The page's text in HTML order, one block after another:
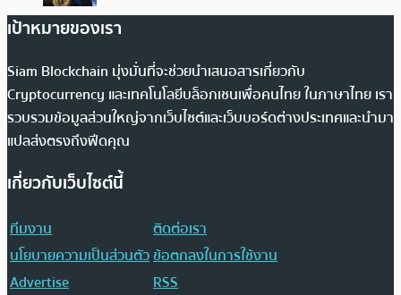
เป้าหมายของเรา
Siam Blockchain มุ่งมั่นที่จะช่วยนำเสนอสารเกี่ยวกับ
Cryptocurrency และเทคโนโลยีบล็อกเชนเพื่อคนไทย ในภาษาไทย เรา
รวบรวมข้อมูลส่วนใหญ่จากเว็บไซต์และเว็บบอร์ดต่างประเทศและนำมา
แปลส่งตรงถึงฟีดคุณ
เกี่ยวกับเว็บไซต์นี้
ทีมงาน
ติดต่อเรา
นโยบายความเป็นส่วนตัวข้อตกลงในการใช้งาน
Advertise
RSS